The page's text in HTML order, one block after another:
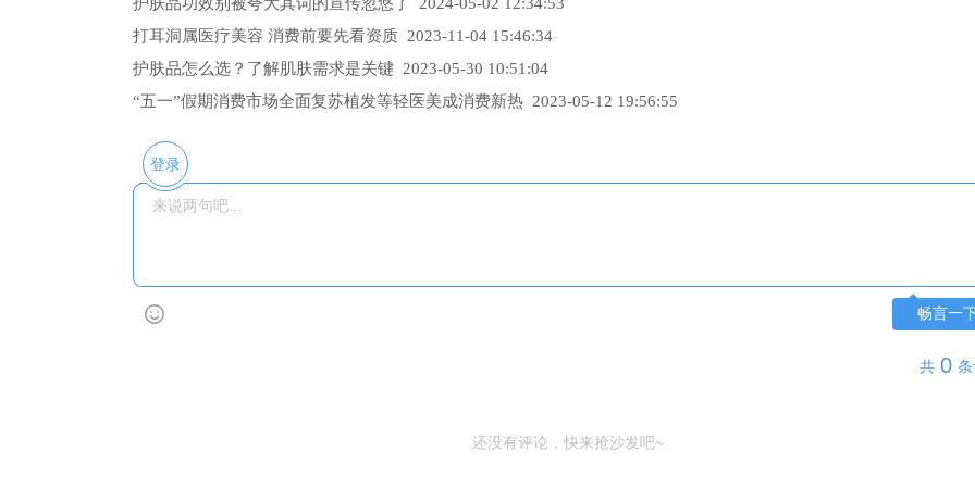
打耳洞属医疗美容 消费前要先看资质 2023-11-04 15:46:34
护肤品怎么选？了解肌肤需求是关键 2023-05-30 10:51:04
“五一”假期消费市场全面复苏植发等轻医美成消费新热 2023-05-12 19:56:55
登录
畅言一
共 0
还没有评论，快来抢沙发吧~